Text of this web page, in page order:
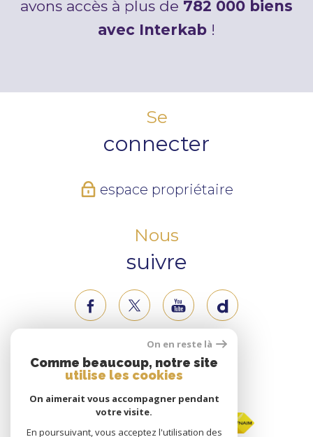
avons accès à plus de 782 000 biens
avec Interkab !
Se
connecter
espace propriétaire
Nous
suivre
Nous
adhérons
On en reste là
Comme beaucoup, notre site
utilise les cookies
On aimerait vous accompagner pendant
votre visite.
En poursuivant, vous acceptez l'utilisation des